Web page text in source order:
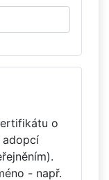
o
- např.